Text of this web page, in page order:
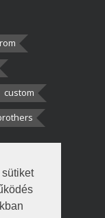
custom
két
fél autót,